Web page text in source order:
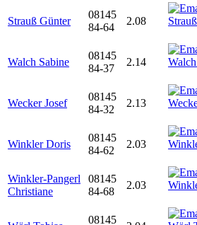
Strauß Günter
08145
84-64
2.08
Walch Sabine
08145
84-37
2.14
Wecker Josef
08145
84-32
2.13
Winkler Doris
08145
84-62
2.03
Winkler-Pangerl
Christiane
08145
84-68
2.03
08145